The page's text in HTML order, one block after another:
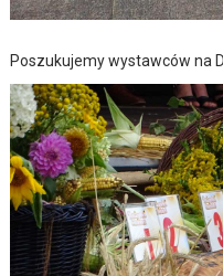
Poszukujemy wystawców na